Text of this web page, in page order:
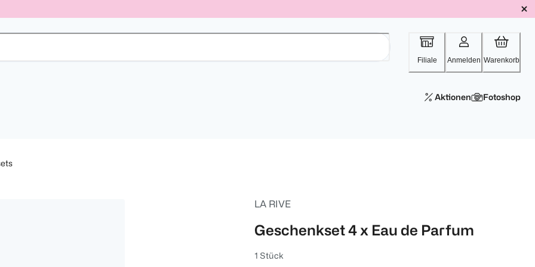
Filiale Anmelden Warenkorb
Aktionen Fotoshop
LA RIVE
Geschenkset 4 x Eau de Parfum
1 Stück